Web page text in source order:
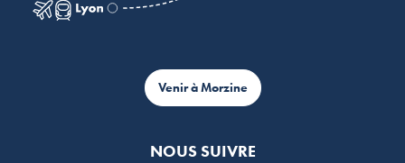
Venir à Morzine
NOUS SUIVRE